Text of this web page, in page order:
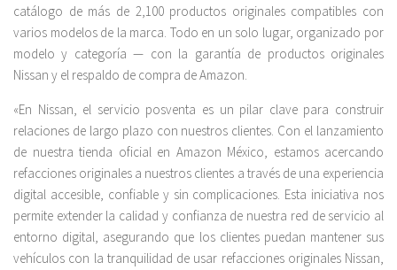
catálogo de más de 2,100 productos originales compatibles con
varios modelos de la marca. Todo en un solo lugar, organizado por
modelo y categoría — con la garantía de productos originales
Nissan y el respaldo de compra de Amazon.
«En Nissan, el servicio posventa es un pilar clave para construir
relaciones de largo plazo con nuestros clientes. Con el lanzamiento
de nuestra tienda oficial en Amazon México, estamos acercando
refacciones originales a nuestros clientes a través de una experiencia
digital accesible, confiable y sin complicaciones. Esta iniciativa nos
permite extender la calidad y confianza de nuestra red de servicio al
entorno digital, asegurando que los clientes puedan mantener sus
vehículos con la tranquilidad de usar refacciones originales Nissan,